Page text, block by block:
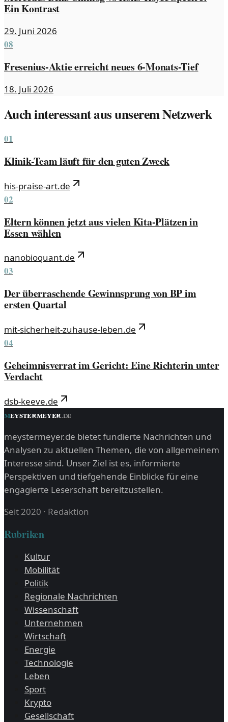
Ein Kontrast
29. Juni 2026
08
Fresenius-Aktie erreicht neues 6-Monats-Tief
18. Juli 2026
Auch interessant aus unserem Netzwerk
01
Klinik-Team läuft für den guten Zweck
his-praise-art.de
02
Eltern können jetzt aus vielen Kita-Plätzen in
Essen wählen
nanobioquant.de
03
Der überraschende Gewinnsprung von BP im
ersten Quartal
mit-sicherheit-zuhause-leben.de
04
Geheimnisverrat im Gericht: Eine Richterin unter
Verdacht
dsb-keeve.de
meystermeyer.de
meystermeyer.de bietet fundierte Nachrichten und
Analysen zu aktuellen Themen, die von allgemeinem
Interesse sind. Unser Ziel ist es, informierte
Perspektiven und tiefgehende Einblicke für eine
engagierte Leserschaft bereitzustellen.
Seit 2020 · Redaktion
Rubriken
Kultur
Mobilität
Politik
Regionale Nachrichten
Wissenschaft
Unternehmen
Wirtschaft
Energie
Technologie
Leben
Sport
Krypto
Gesellschaft